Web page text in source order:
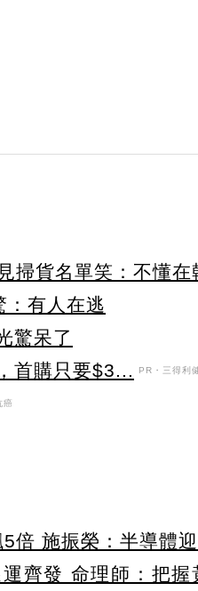
掃貨名單笑：不懂在
：有人在逃
驚呆了
首購只要$3...
PR・三得利
癌
倍 施振榮：半導體
齊發 命理師：把握